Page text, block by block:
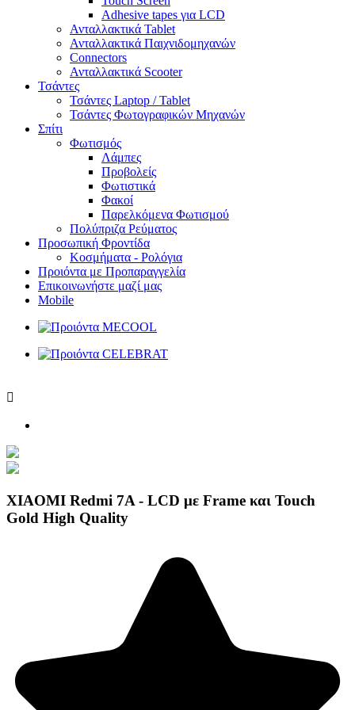
Adhesive tapes για LCD
Ανταλλακτικά Tablet
Ανταλλακτικά Παιχνιδομηχανών
Connectors
Ανταλλακτικά Scooter
Τσάντες
Τσάντες Laptop / Tablet
Τσάντες Φωτoγραφικών Μηχανών
Σπίτι
Φωτισμός
Λάμπες
Προβολείς
Φωτιστικά
Φακοί
Παρελκόμενα Φωτισμού
Πολύπριζα Ρεύματος
Προσωπική Φροντίδα
Κοσμήματα - Ρολόγια
Προιόντα με Προπαραγγελία
Επικοινωνήστε μαζί μας
Mobile

XIAOMI Redmi 7A - LCD με Frame και Touch
Gold High Quality